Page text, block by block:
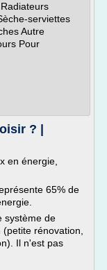
serviettes
Autre
Pour
? |
en énergie,
65% de
système de
rénovation,
Il n'est pas